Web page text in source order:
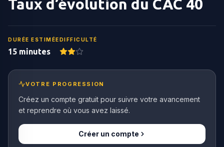
Taux d’évolution du CAC 40
DURÉE ESTIMÉE
15 minutes
DIFFICULTÉ
VOTRE PROGRESSION
Créez un compte gratuit pour suivre votre avancement
et reprendre où vous avez laissé.
Créer un compte